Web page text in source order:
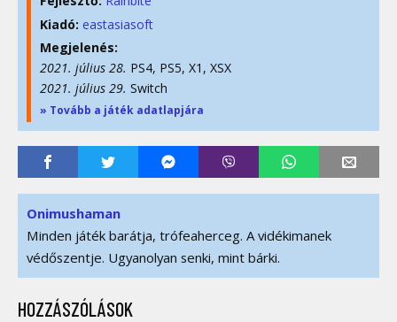
Kiadó: eastasiasoft
Megjelenés:
2021. július 28. PS4, PS5, X1, XSX
2021. július 29. Switch
» Tovább a játék adatlapjára
Onimushaman
Minden játék barátja, trófeaherceg. A vidékimanek
védőszentje. Ugyanolyan senki, mint bárki.
HOZZÁSZÓLÁSOK